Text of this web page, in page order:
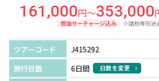
161,000円～353,000
燃油サーチャージ込み ※諸税等別途
ツアーコード
J415292
旅行日数
6日間 日数を変更